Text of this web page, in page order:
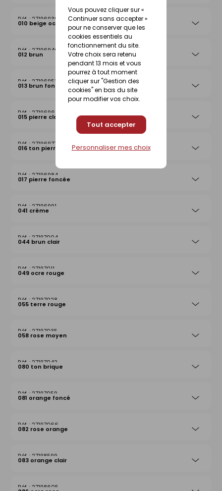
Vous pouvez cliquer sur «
Continuer sans accepter »
pour ne conserver que les
cookies essentiels au
fonctionnement du site.
Votre choix sera retenu
pendant 13 mois et vous
pourrez à tout moment
cliquer sur "Gestion des
cookies" en bas du site
pour modifier vos choix.
Tout accepter
Personnaliser mes choix
27196939
010 beige ocre
27196946
012 brun
27196953
013 brun foncé
27196960
015 pierre claire
27196977
016 ton pierre
27196984
017 pierre foncée
27196991
041 crème
27197004
044 brun clair
27197011
049 ocre rouge
27197028
055 terre rouge
27197035
058 rose moyen
27197042
080 ton brique
27197059
081 orange foncé
27197066
082 rose orange
27198599
083 orange clair
27198605